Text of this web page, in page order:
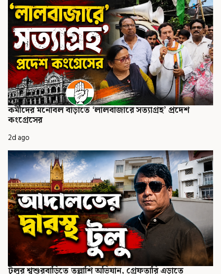
কর্মীদের মনোবল বাড়াতে ‘লালবাজারে সত্যাগ্রহ’ প্রদেশ
কংগ্রেসের
2d ago
টুলুর শ্বশুরবাড়িতে তল্লাশি অভিযান, গ্রেফতারি এড়াতে